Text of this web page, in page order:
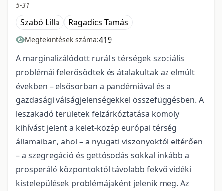
5-31
Szabó Lilla Ragadics Tamás
Megtekintések száma:419
A marginalizálódott rurális térségek szociális
problémái felerősödtek és átalakultak az elmúlt
években – elsősorban a pandémiával és a
gazdasági válságjelenségekkel összefüggésben. A
leszakadó területek felzárkóztatása komoly
kihívást jelent a kelet-közép európai térség
államaiban, ahol – a nyugati viszonyoktól eltérően
– a szegregáció és gettósodás sokkal inkább a
prosperáló központoktól távolabb fekvő vidéki
kistelepülések problémájaként jelenik meg. Az